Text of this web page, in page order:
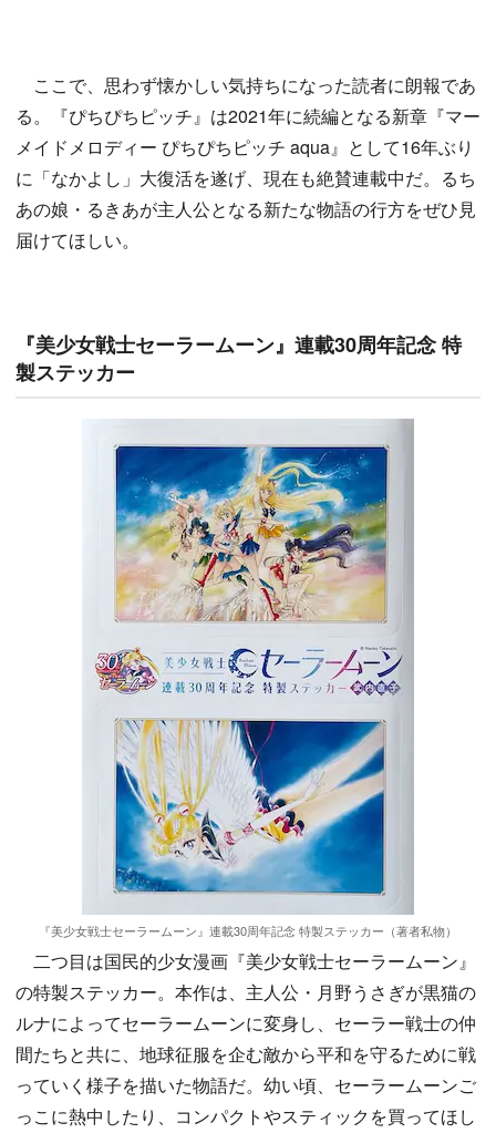
ここで、思わず懐かしい気持ちになった読者に朗報であ
る。『ぴちぴちピッチ』は2021年に続編となる新章『マー
メイドメロディー ぴちぴちピッチ aqua』として16年ぶり
に「なかよし」大復活を遂げ、現在も絶賛連載中だ。るち
あの娘・るきあが主人公となる新たな物語の行方をぜひ見
届けてほしい。
『美少女戦士セーラームーン』連載30周年記念 特
製ステッカー
『美少女戦士セーラームーン』連載30周年記念 特製ステッカー（著者私物）
二つ目は国民的少女漫画『美少女戦士セーラームーン』
の特製ステッカー。本作は、主人公・月野うさぎが黒猫の
ルナによってセーラームーンに変身し、セーラー戦士の仲
間たちと共に、地球征服を企む敵から平和を守るために戦
っていく様子を描いた物語だ。幼い頃、セーラームーンご
っこに熱中したり、コンパクトやスティックを買ってほし